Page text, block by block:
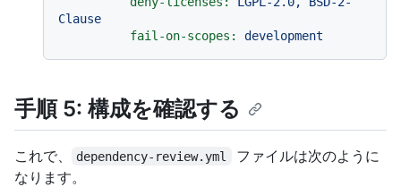
Clause
fail-on-scopes:
development
手順 5: 構成を確認する
これで、 dependency-review.yml
ファイルは次のように
なります。